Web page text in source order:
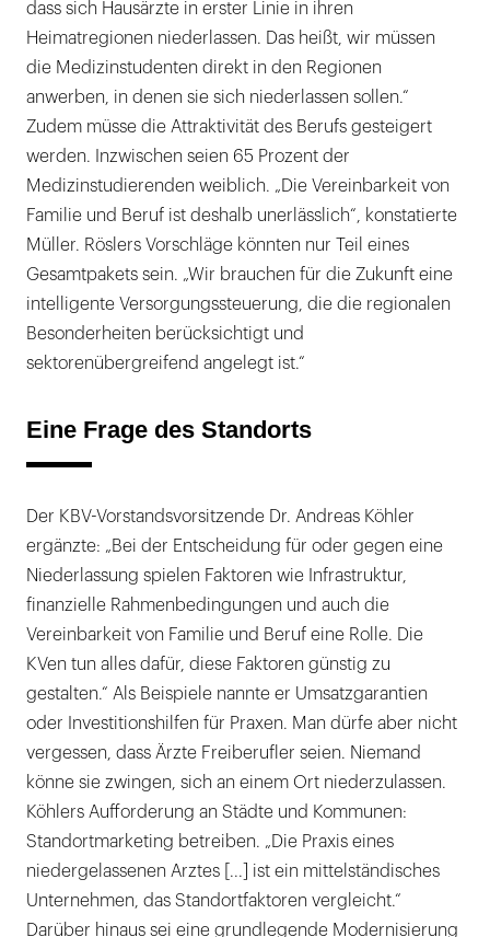
dass sich Hausärzte in erster Linie in ihren
Heimatregionen niederlassen. Das heißt, wir müssen
die Medizinstudenten direkt in den Regionen
anwerben, in denen sie sich niederlassen sollen.“
Zudem müsse die Attraktivität des Berufs gesteigert
werden. Inzwischen seien 65 Prozent der
Medizinstudierenden weiblich. „Die Vereinbarkeit von
Familie und Beruf ist deshalb unerlässlich“, konstatierte
Müller. Röslers Vorschläge könnten nur Teil eines
Gesamtpakets sein. „Wir brauchen für die Zukunft eine
intelligente Versorgungssteuerung, die die regionalen
Besonderheiten berücksichtigt und
sektorenübergreifend angelegt ist.“
Eine Frage des Standorts
Der KBV-Vorstandsvorsitzende Dr. Andreas Köhler
ergänzte: „Bei der Entscheidung für oder gegen eine
Niederlassung spielen Faktoren wie Infrastruktur,
finanzielle Rahmenbedingungen und auch die
Vereinbarkeit von Familie und Beruf eine Rolle. Die
KVen tun alles dafür, diese Faktoren günstig zu
gestalten.“ Als Beispiele nannte er Umsatzgarantien
oder Investitionshilfen für Praxen. Man dürfe aber nicht
vergessen, dass Ärzte Freiberufler seien. Niemand
könne sie zwingen, sich an einem Ort niederzulassen.
Köhlers Aufforderung an Städte und Kommunen:
Standortmarketing betreiben. „Die Praxis eines
niedergelassenen Arztes [...] ist ein mittelständisches
Unternehmen, das Standortfaktoren vergleicht.“
Darüber hinaus sei eine grundlegende Modernisierung